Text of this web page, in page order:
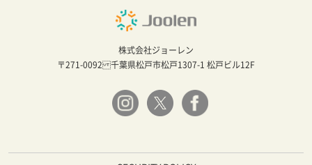
株式会社ジョーレン
〒271-0092 千葉県松戸市松戸1307-1 松戸ビル12F